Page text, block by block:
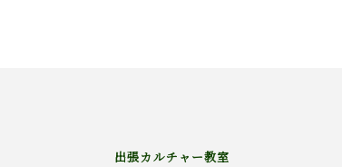
出張カルチャー教室